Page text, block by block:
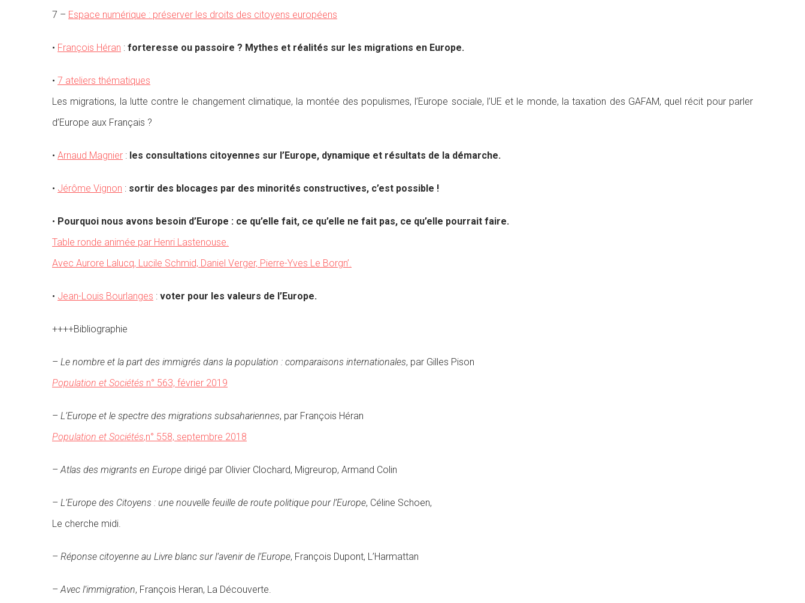
7 – Espace numérique : préserver les droits des citoyens européens
• François Héran : forteresse ou passoire ? Mythes et réalités sur les migrations en Europe.
• 7 ateliers thématiques
Les migrations, la lutte contre le changement climatique, la montée des populismes, l’Europe sociale, l’UE et le monde, la taxation des GAFAM, quel récit pour parler
d’Europe aux Français ?
• Arnaud Magnier : les consultations citoyennes sur l’Europe, dynamique et résultats de la démarche.
• Jérôme Vignon : sortir des blocages par des minorités constructives, c’est possible !
• Pourquoi nous avons besoin d’Europe : ce qu’elle fait, ce qu’elle ne fait pas, ce qu’elle pourrait faire.
Table ronde animée par Henri Lastenouse.
Avec Aurore Lalucq, Lucile Schmid, Daniel Verger, Pierre-Yves Le Borgn’.
• Jean-Louis Bourlanges : voter pour les valeurs de l’Europe.
++++Bibliographie
– Le nombre et la part des immigrés dans la population : comparaisons internationales, par Gilles Pison
Population et Sociétés n° 563, février 2019
– L’Europe et le spectre des migrations subsahariennes, par François Héran
Population et Sociétés,n° 558, septembre 2018
–Atlas des migrants en Europe dirigé par Olivier Clochard, Migreurop, Armand Colin
– L’Europe des Citoyens : une nouvelle feuille de route politique pour l’Europe, Céline Schoen,
Le cherche midi.
– Réponse citoyenne au Livre blanc sur l’avenir de l’Europe, François Dupont, L’Harmattan
–Avec l’immigration, François Heran, La Découverte.